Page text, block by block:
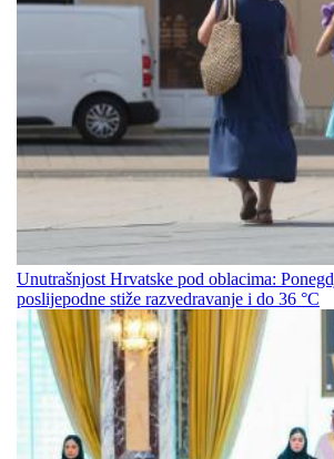
Unutrašnjost Hrvatske pod oblacima:
poslijepodne stiže razvedravanje i do 36 °C